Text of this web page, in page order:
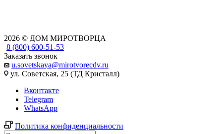
2026 © ДОМ МИРОТВОРЦА
8 (800) 600-51-53
Заказать звонок
u.sovetskaya@mirotvorecdv.ru
ул. Советская, 25 (ТД Кристалл)
Вконтакте
Telegram
WhatsApp
Политика конфиденциальности